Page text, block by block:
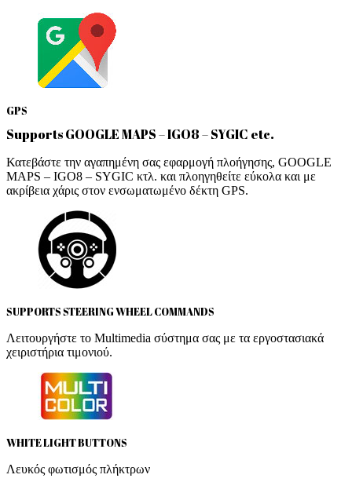
GPS
Supports GOOGLE MAPS – IGO8 – SYGIC etc.
Κατεβάστε την αγαπημένη σας εφαρμογή πλοήγησης, GOOGLE
MAPS – IGO8 – SYGIC κτλ. και πλοηγηθείτε εύκολα και με
ακρίβεια χάρις στον ενσωματωμένο δέκτη GPS.
SUPPORTS STEERING WHEEL COMMANDS
Λειτουργήστε το Multimedia σύστημα σας με τα εργοστασιακά
χειριστήρια τιμονιού.
WHITE LIGHT BUTTONS
Λευκός φωτισμός πλήκτρων